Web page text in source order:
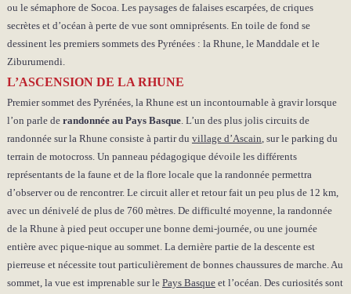
ou le sémaphore de Socoa. Les paysages de falaises escarpées, de criques
secrètes et d’océan à perte de vue sont omniprésents. En toile de fond se
dessinent les premiers sommets des Pyrénées : la Rhune, le Manddale et le
Ziburumendi.
L’ASCENSION DE LA RHUNE
Premier sommet des Pyrénées, la Rhune est un incontournable à gravir lorsque
l’on parle de randonnée au Pays Basque. L’un des plus jolis circuits de
randonnée sur la Rhune consiste à partir du village d’Ascain, sur le parking du
terrain de motocross. Un panneau pédagogique dévoile les différents
représentants de la faune et de la flore locale que la randonnée permettra
d’observer ou de rencontrer. Le circuit aller et retour fait un peu plus de 12 km,
avec un dénivelé de plus de 760 mètres. De difficulté moyenne, la randonnée
de la Rhune à piedpeut occuper une bonne demi-journée, ou une journée
entière avec pique-nique au sommet. La dernière partie de la descente est
pierreuse et nécessite tout particulièrement de bonnes chaussures de marche. Au
sommet, la vue est imprenable sur le Pays Basqueet l’océan. Des curiosités sont